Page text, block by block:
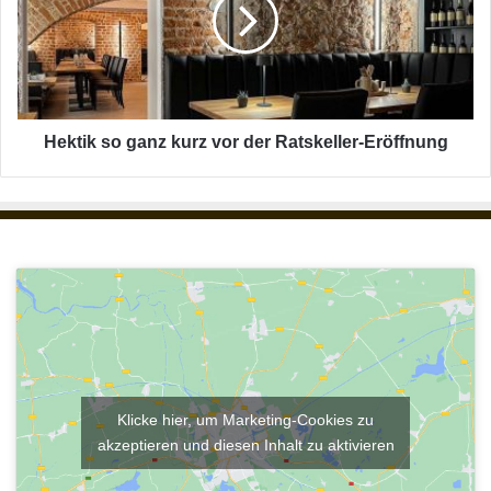
l
ä
n
g
e
s
d
c
h
i
k
s
o
g
k
z
o
r
d
R
t
Hektik so ganz kurz vor der Ratskeller-Eröffnung
Klicke hier, um Marketing-Cookies zu
akzeptieren und diesen Inhalt zu aktivieren